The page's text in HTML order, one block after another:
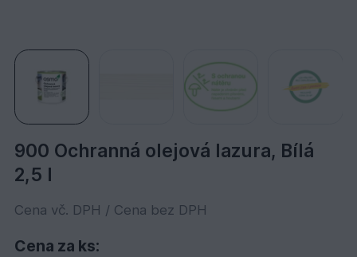
900 Ochranná olejová lazura, Bílá
2,5 l
Cena vč. DPH / Cena bez DPH
Cena za ks: